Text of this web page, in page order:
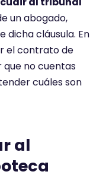
un abogado,
dicha cláusula. En
el contrato de
no cuentas
cuáles son
al